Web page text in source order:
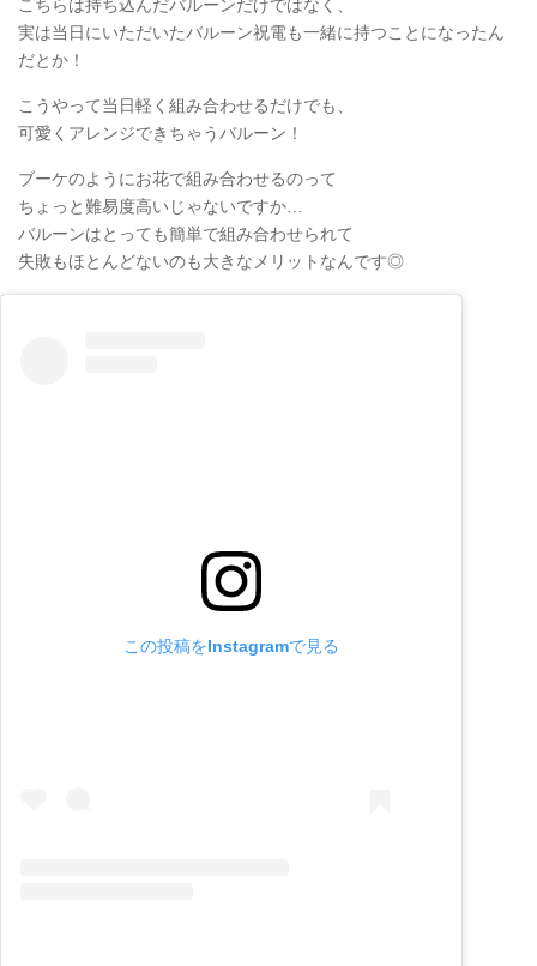
こちらは持ち込んだバルーンだけではなく、
実は当日にいただいたバルーン祝電も一緒に持つことになったん
だとか！
こうやって当日軽く組み合わせるだけでも、
可愛くアレンジできちゃうバルーン！
ブーケのようにお花で組み合わせるのって
ちょっと難易度高いじゃないですか…
バルーンはとっても簡単で組み合わせられて
失敗もほとんどないのも大きなメリットなんです◎
この投稿をInstagramで見る